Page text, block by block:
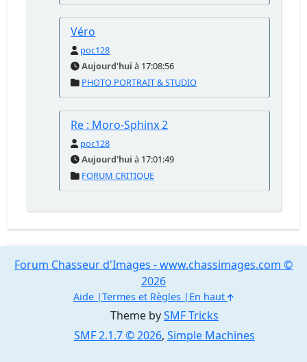
Véro
poc128
Aujourd'hui à 17:08:56
PHOTO PORTRAIT & STUDIO
Re : Moro-Sphinx 2
poc128
Aujourd'hui à 17:01:49
FORUM CRITIQUE
Theme bySMF Tricks
SMF 2.1.7 © 2026, Simple Machines
Forum Chasseur d'Images - www.chassimages.com ©
2026
Aide Termes et Règles En haut